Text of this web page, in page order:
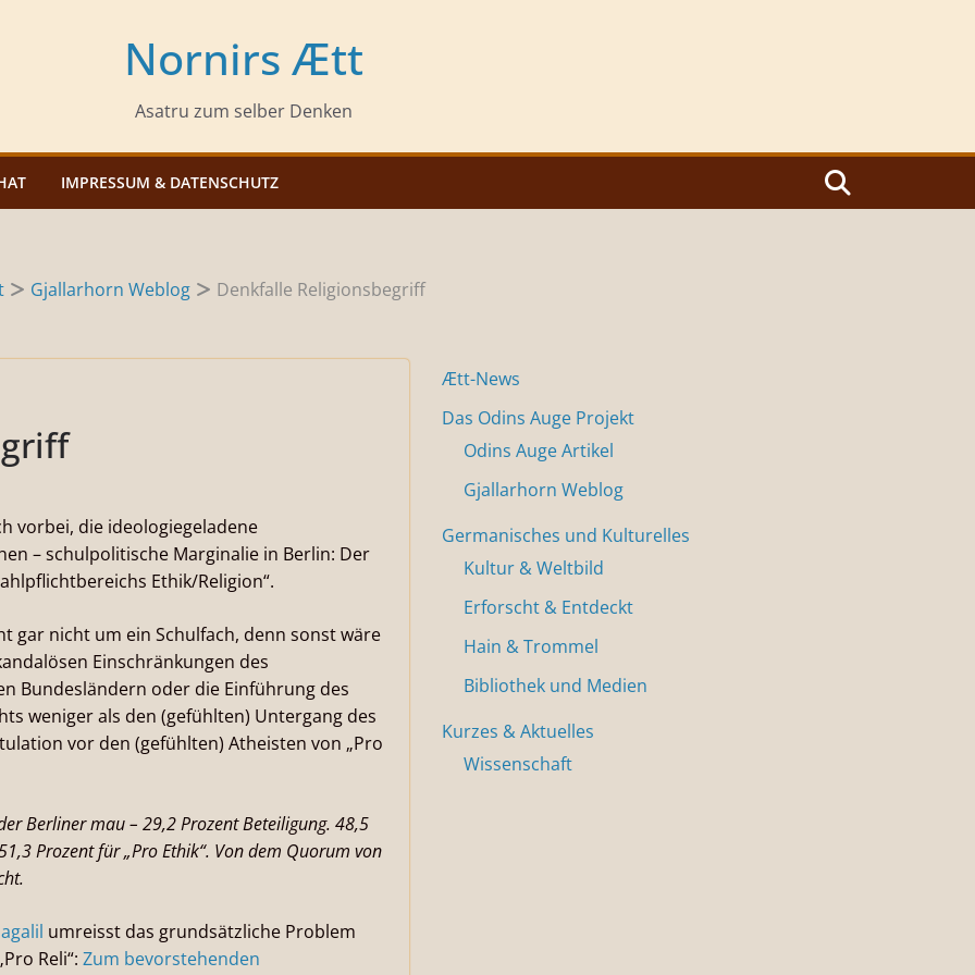
Nornirs Ætt
Asatru zum selber Denken
IMPRESSUM & DATENSCHUTZ
Gjallarhorn Weblog Denkfalle Religionsbegriff
vorbei, die ideologiegeladene
– schulpolitische Marginalie in Berlin: Der
Ethik/Religion“.
gar nicht um ein Schulfach, denn sonst wäre
Einschränkungen des
Bundesländern oder die Einführung des
weniger als den (gefühlten) Untergang des
vor den (gefühlten) Atheisten von „Pro
Berliner mau – 29,2 Prozent Beteiligung. 48,5
Prozent für „Pro Ethik“. Von dem Quorum von
umreisst das grundsätzliche Problem
Reli“: Zum bevorstehenden
Ætt-News
Das Odins Auge Projekt
Odins Auge Artikel
Gjallarhorn Weblog
Germanisches und Kulturelles
Kultur & Weltbild
Erforscht & Entdeckt
Hain & Trommel
Bibliothek und Medien
Kurzes & Aktuelles
Wissenschaft